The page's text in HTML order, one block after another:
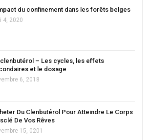
du confinement dans les forêts belges
4, 2020
– Les cycles, les effets
et le dosage
6, 2018
Du Clenbutérol Pour Atteindre Le Corps
De Vos Rêves
15, 0201